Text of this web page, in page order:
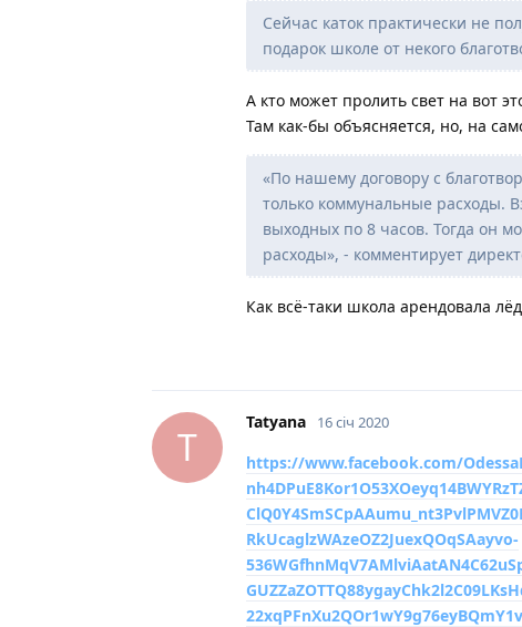
Сейчас каток практически не
подарок школе от некого
А кто может пролить свет на вот
Там как-бы объясняется, но, на
«По нашему договору с
только коммунальные расходы.
выходных по 8 часов. Тогда он
расходы», - комментирует
Как всё-таки школа арендовала
T
Tatyana 16 січ 2020
https://www.facebook.com/
RkUcaglzWAzeOZ2JuexQOqSAayvo-